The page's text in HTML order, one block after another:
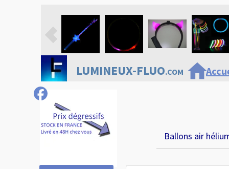
LUMINEUX-FLUO.COMhome
Ballons air